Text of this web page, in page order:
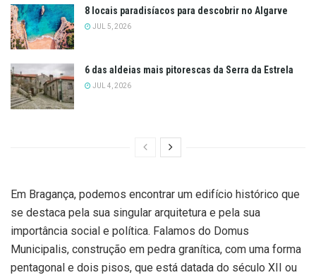
8 locais paradisíacos para descobrir no Algarve
JUL 5, 2026
6 das aldeias mais pitorescas da Serra da Estrela
JUL 4, 2026
Em Bragança, podemos encontrar um edifício histórico que
se destaca pela sua singular arquitetura e pela sua
importância social e política. Falamos do Domus
Municipalis, construção em pedra granítica, com uma forma
pentagonal e dois pisos, que está datada do século XII ou